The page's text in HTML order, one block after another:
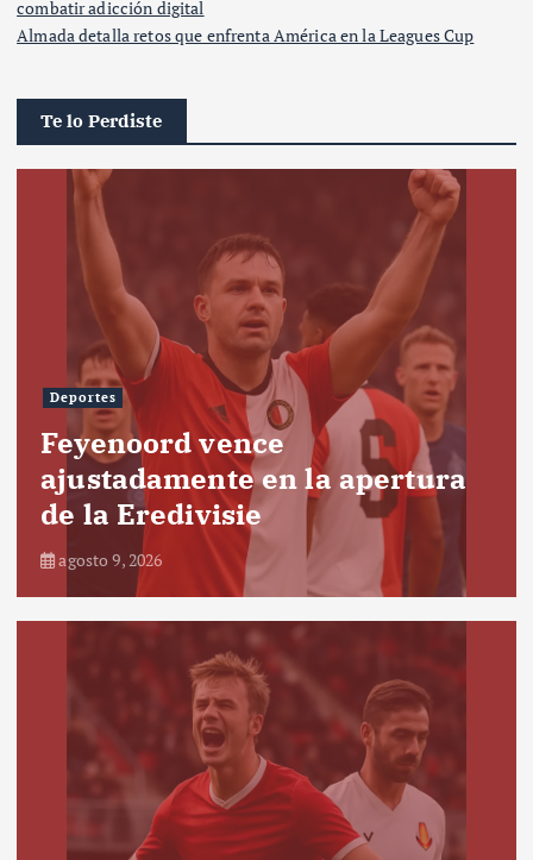
combatir adicción digital
Almada detalla retos que enfrenta América en la Leagues Cup
Te lo Perdiste
Deportes
Feyenoord vence
ajustadamente en la apertura
de la Eredivisie
agosto 9, 2026